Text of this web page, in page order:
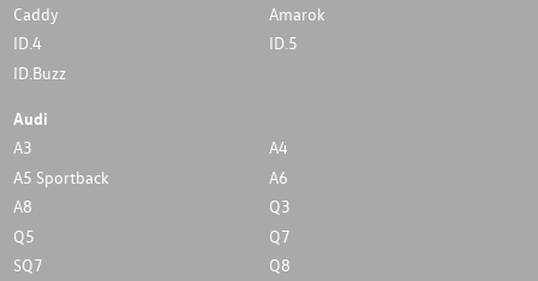
Caddy
Amarok
ID.4
ID.5
ID.Buzz
Audi
A3
A4
A5 Sportback
A6
A8
Q3
Q5
Q7
SQ7
Q8